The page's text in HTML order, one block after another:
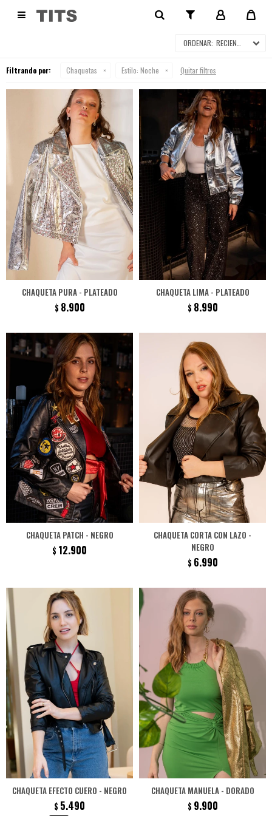
 CHAQUETAS
RECIENTES
Filtrando por: Chaquetas Estilo: Noche Quitar filtros
CHAQUETA PURA - PLATEADO
$ 8.900
CHAQUETA LIMA - PLATEADO
$ 8.990
CHAQUETA PATCH - NEGRO
$ 12.900
CHAQUETA CORTA CON LAZO -
NEGRO
$ 6.990
CHAQUETA EFECTO CUERO - NEGRO
$ 5.490
CHAQUETA MANUELA - DORADO
$ 9.900